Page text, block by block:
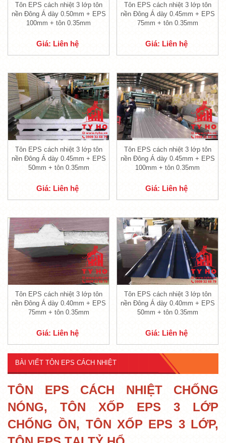
Tôn EPS cách nhiệt 3 lớp tôn
nền Đông Á dày 0.50mm + EPS
100mm + tôn 0.35mm
Giá: Liên hệ
Tôn EPS cách nhiệt 3 lớp tôn
nền Đông Á dày 0.45mm + EPS
75mm + tôn 0.35mm
Giá: Liên hệ
Tôn EPS cách nhiệt 3 lớp tôn
nền Đông Á dày 0.45mm + EPS
50mm + tôn 0.35mm
Giá: Liên hệ
Tôn EPS cách nhiệt 3 lớp tôn
nền Đông Á dày 0.45mm + EPS
100mm + tôn 0.35mm
Giá: Liên hệ
Tôn EPS cách nhiệt 3 lớp tôn
nền Đông Á dày 0.40mm + EPS
75mm + tôn 0.35mm
Giá: Liên hệ
Tôn EPS cách nhiệt 3 lớp tôn
nền Đông Á dày 0.40mm + EPS
50mm + tôn 0.35mm
Giá: Liên hệ
BÀI VIẾT TÔN EPS CÁCH NHIỆT
TÔN EPS CÁCH NHIỆT CHỐNG
NÓNG, TÔN XỐP EPS 3 LỚP
CHỐNG ỒN, TÔN XỐP EPS 3 LỚP,